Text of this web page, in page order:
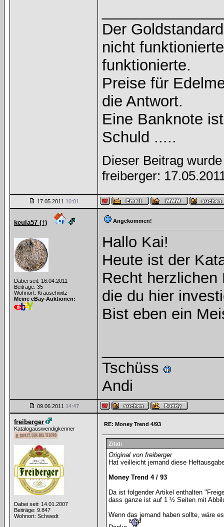
Der
nicht
funktionierte.
Preise für
die Antwort.
Eine Banknote
Schuld .....
Dieser Beitrag
freiberger:
17.05.2011 10:01
keula57 (†)
Dabei seit: 16.04.2011
Beiträge: 35
Wohnort: Krauschwitz
Meine eBay-Auktionen:
Angekommen!
Hallo Kai!
Heute ist der
Recht herzlichen
die du hier
Bist eben ein
Tschüss
Andi
09.06.2011 14:47
freiberger
Katalogauswendigkenner
Dabei seit: 14.01.2007
Beiträge: 9.847
Wohnort: Schwedt
RE: Money Trend 4/93
Zitat:
Original von freiberger
Hat veilleicht jemand diese
Money Trend 4 / 93
Da ist folgender Artikel enthalten
dass ganze ist auf 1 ½ Seiten mit
Wenn das jemand haben sollte, wäre